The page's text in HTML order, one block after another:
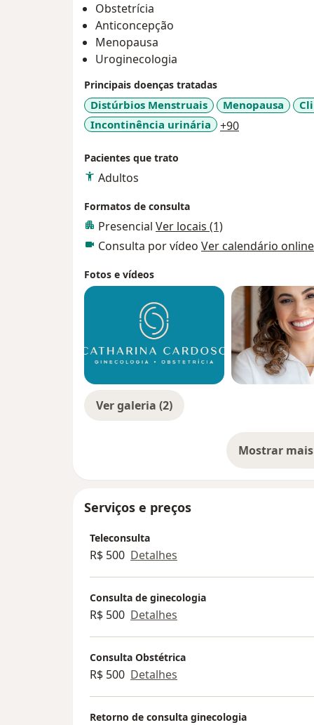
Obstetrícia
Anticoncepção
Menopausa
Uroginecologia
Principais doenças tratadas
Distúrbios Menstruais Menopausa
Incontinência urinária
+90
Pacientes que trato
Adultos
Formatos de consulta
Presencial Ver locais (1)
Consulta por vídeo Ver calendário online
Fotos e vídeos
Ver galeria (2)
Mostrar
Serviços e preços
Teleconsulta
R$ 500 Detalhes
Consulta de ginecologia
R$ 500 Detalhes
Consulta Obstétrica
R$ 500 Detalhes
Retorno de consulta ginecologia